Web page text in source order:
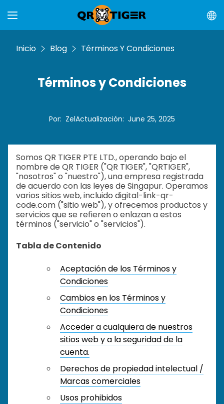
Inicio Blog Términos Y Condiciones
Términos y Condiciones
Por: ZelActualización: June 25, 2025
Somos QR TIGER PTE LTD., operando bajo el
nombre de QR TIGER ("QR TIGER", "QRTIGER",
"nosotros" o "nuestro"), una empresa registrada
de acuerdo con las leyes de Singapur. Operamos
varios sitios web, incluido digital-link-qr-
code.com ("sitio web"), y ofrecemos productos y
servicios que se refieren o enlazan a estos
términos ("servicio" o "servicios").
Tabla de Contenido
Aceptación de los Términos y
Condiciones
Cambios en los Términos y
Condiciones
Acceder a cualquiera de nuestros
sitios web y a la seguridad de la
cuenta.
Derechos de propiedad intelectual /
Marcas comerciales
Usos prohibidos